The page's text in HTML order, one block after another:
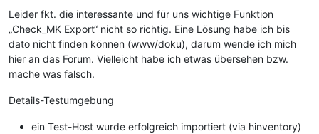
Leider fkt. die interessante und für uns wichtige Funktion
„Check_MK Export“ nicht so richtig. Eine Lösung habe ich bis
dato nicht finden können (www/doku), darum wende ich mich
hier an das Forum. Vielleicht habe ich etwas übersehen bzw.
mache was falsch.
Details-Testumgebung
ein Test-Host wurde erfolgreich importiert (via hinventory)